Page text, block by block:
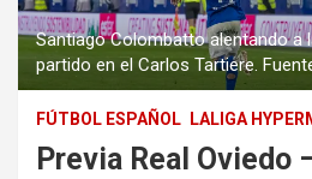
Santiago Colombatto alentando a
partido en el Carlos Tartiere.
FÚTBOL ESPAÑOL LALIGA
Previa Real Oviedo